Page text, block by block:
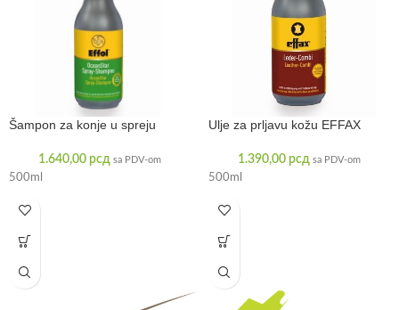
Šampon za konje u spreju
1.640,00 рсд sa PDV-om
500ml
Ulje za prljavu kožu EFFAX
1.390,00 рсд sa PDV-om
500ml